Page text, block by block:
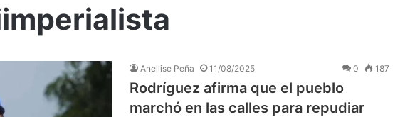
Anellise Peña 11/08/2025 0 187
Rodríguez afirma que el pueblo
marchó en las calles para repudiar